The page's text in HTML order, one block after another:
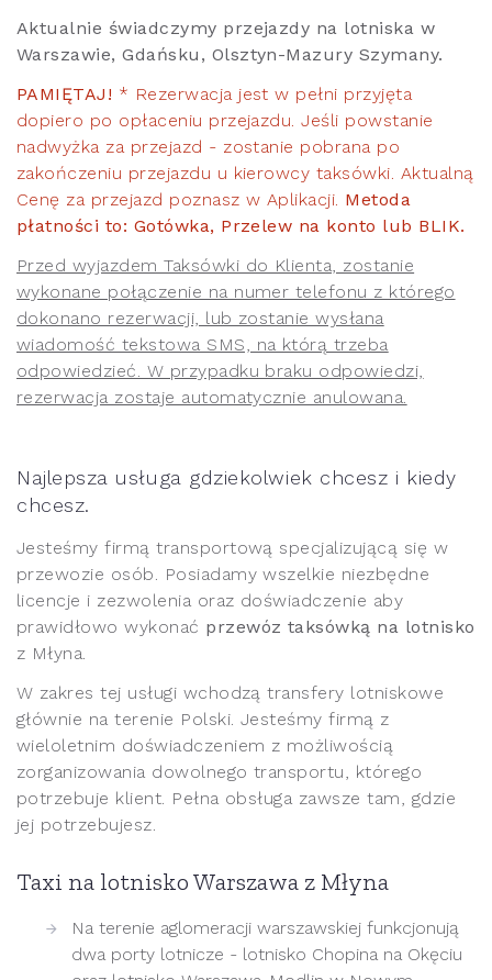
Aktualnie świadczymy przejazdy na lotniska w
Warszawie, Gdańsku, Olsztyn-Mazury Szymany.
PAMIĘTAJ! * Rezerwacja jest w pełni przyjęta
dopiero po opłaceniu przejazdu. Jeśli powstanie
nadwyżka za przejazd - zostanie pobrana po
zakończeniu przejazdu u kierowcy taksówki. Aktualną
Cenę za przejazd poznasz w Aplikacji. Metoda
płatności to: Gotówka, Przelew na konto lub BLIK.
Przed wyjazdem Taksówki do Klienta, zostanie
wykonane połączenie na numer telefonu z którego
dokonano rezerwacji, lub zostanie wysłana
wiadomość tekstowa SMS, na którą trzeba
odpowiedzieć. W przypadku braku odpowiedzi,
rezerwacja zostaje automatycznie anulowana.
Najlepsza usługa gdziekolwiek chcesz i kiedy
chcesz.
Jesteśmy firmą transportową specjalizującą się w
przewozie osób. Posiadamy wszelkie niezbędne
licencje i zezwolenia oraz doświadczenie aby
prawidłowo wykonać przewóz taksówką na lotnisko
z Młyna.
W zakres tej usługi wchodzą transfery lotniskowe
głównie na terenie Polski. Jesteśmy firmą z
wieloletnim doświadczeniem z możliwością
zorganizowania dowolnego transportu, którego
potrzebuje klient. Pełna obsługa zawsze tam, gdzie
jej potrzebujesz.
Taxi na lotnisko Warszawa z Młyna
Na terenie aglomeracji warszawskiej funkcjonują
dwa porty lotnicze - lotnisko Chopina na Okęciu